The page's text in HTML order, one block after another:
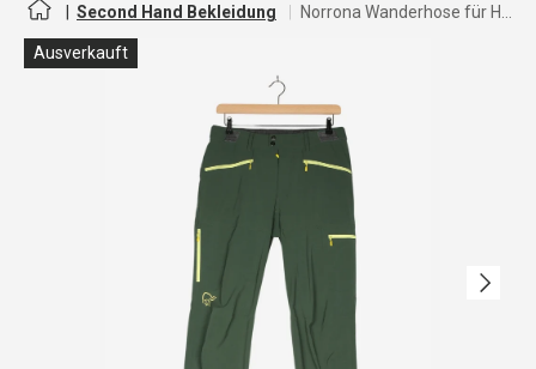
Second Hand Bekleidung
Ausverkauft
Nächste